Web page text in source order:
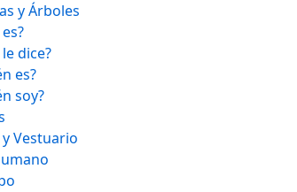
y Árboles
dice?
es?
soy?
y Vestuario